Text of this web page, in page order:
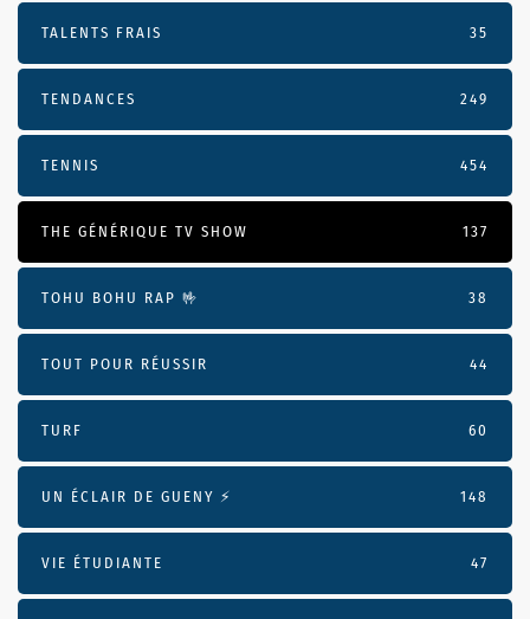
TALENTS FRAIS 35
TENDANCES 249
TENNIS 454
THE GÉNÉRIQUE TV SHOW 137
TOHU BOHU RAP 🤟 38
TOUT POUR RÉUSSIR 44
TURF 60
UN ÉCLAIR DE GUENY ⚡️ 148
VIE ÉTUDIANTE 47